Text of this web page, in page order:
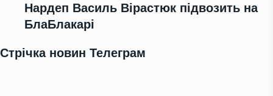
Нардеп Василь Вірастюк підвозить на
БлаБлакарі
Стрічка новин Телеграм